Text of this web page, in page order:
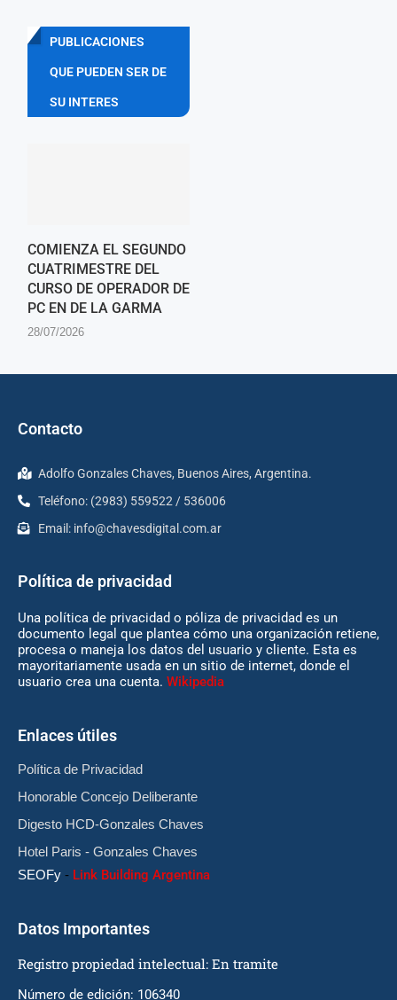
PUBLICACIONES
QUE PUEDEN SER DE
SU INTERES
COMIENZA EL SEGUNDO
CUATRIMESTRE DEL
CURSO DE OPERADOR DE
PC EN DE LA GARMA
28/07/2026
Contacto
Adolfo Gonzales Chaves, Buenos Aires, Argentina.
Teléfono: (2983) 559522 / 536006
Email: info@chavesdigital.com.ar
Política de privacidad
Una política de privacidad o póliza de privacidad es un
documento legal que plantea cómo una organización retiene,
procesa o maneja los datos del usuario y cliente. Esta es
mayoritariamente usada en un sitio de internet, donde el
usuario crea una cuenta. Wikipedia
Enlaces útiles
Política de Privacidad
Honorable Concejo Deliberante
Digesto HCD-Gonzales Chaves
Hotel Paris - Gonzales Chaves
SEOFy - Link Building Argentina
Datos Importantes
Registro propiedad intelectual: En tramite
Número de edición: 106340